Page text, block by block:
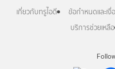
เกี่ยวกับทรูไอดี ข้อกำหนดและเงื่
บริการช่วยเหลือ